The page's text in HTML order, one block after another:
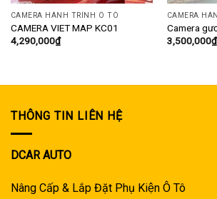
CAMERA HÀNH TRÌNH Ô TÔ
CAMERA VIET MAP KC01
4,290,000₫
CAMERA
Camera
3,500,000₫
THÔNG TIN LIÊN HỆ
DCAR AUTO
Nâng Cấp & Lắp Đặt Phụ Kiện Ô Tô